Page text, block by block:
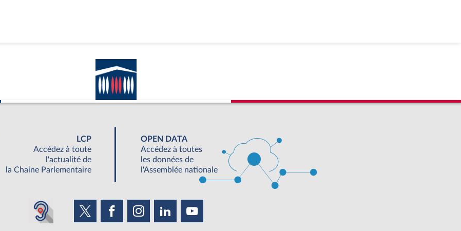
LCP
Accédez à toute
l'actualité de
la Chaine Parlementaire
OPEN DATA
Accédez à toutes
les données de
l'Assemblée nationale